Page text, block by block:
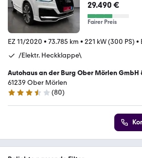
29.490 €
Fairer Preis
EZ 11/2020 • 73.785 km • 221 kW (300 PS) •
/Elektr. Heckklappe\
Autohaus an der Burg Ober Mörlen GmbH
61239 Ober Mörlen
3.7 Sterne
(80)